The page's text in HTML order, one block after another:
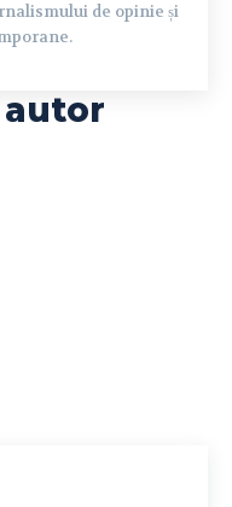
de opinie și
autor